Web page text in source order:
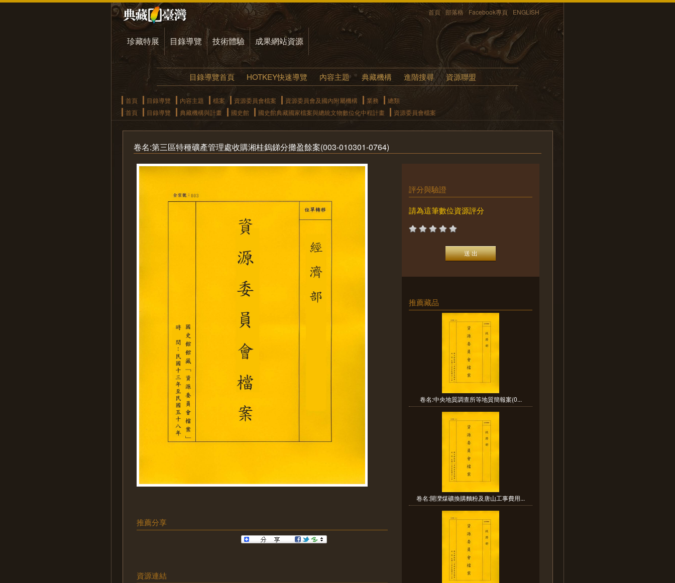
首頁 部落格 Facebook專頁 ENGLISH
珍藏特展 目錄導覽 技術體驗 成果網站資源
目錄導覽首頁 HOTKEY快速導覽 內容主題 典藏機構 進階搜尋 資源聯盟
首頁 目錄導覽 內容主題 檔案 資源委員會檔案 資源委員會及國內附屬機構 業務
總類
首頁
目錄導覽 典藏機構與計畫 國史館 國史館典藏國家檔案與總統文物數位化中程計畫 資源委員會檔案
卷名:第三區特種礦產管理處收購湘桂鎢銻分攤盈餘案(003-010301-0764)
推薦分享
資源連結
評分與驗證
請為這筆數位資源評分
推薦藏品
卷名:中央地質調查所等地質簡報案(0...
卷名:開灤煤礦換購麵粉及唐山工事費用...